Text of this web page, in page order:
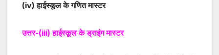
(iv) हाईस्कूल के गणित मास्टर
उत्तर-(iii) हाईस्कूल के ड्राइंग मास्टर